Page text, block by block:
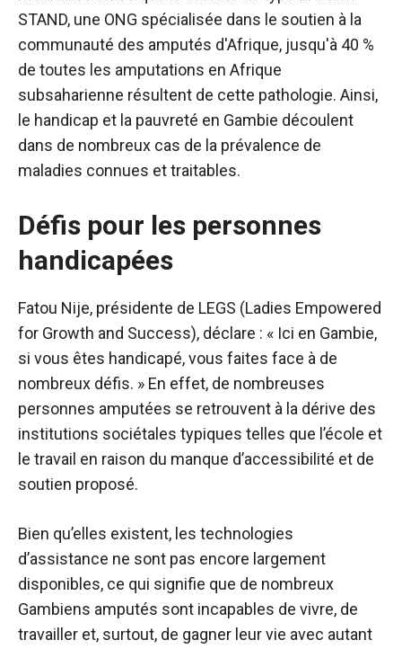
STAND, une ONG spécialisée dans le soutien à la
communauté des amputés d'Afrique, jusqu'à 40 %
de toutes les amputations en Afrique
subsaharienne résultent de cette pathologie. Ainsi,
le handicap et la pauvreté en Gambie découlent
dans de nombreux cas de la prévalence de
maladies connues et traitables.
Défis pour les personnes
handicapées
Fatou Nije, présidente de LEGS (Ladies Empowered
for Growth and Success), déclare : « Ici en Gambie,
si vous êtes handicapé, vous faites face à de
nombreux défis. » En effet, de nombreuses
personnes amputées se retrouvent à la dérive des
institutions sociétales typiques telles que l’école et
le travail en raison du manque d’accessibilité et de
soutien proposé.
Bien qu’elles existent, les technologies
d’assistance ne sont pas encore largement
disponibles, ce qui signifie que de nombreux
Gambiens amputés sont incapables de vivre, de
travailler et, surtout, de gagner leur vie avec autant